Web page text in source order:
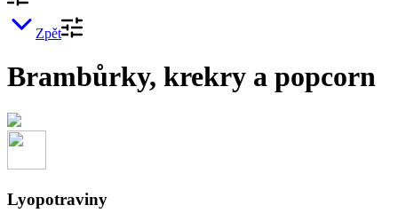
Zpět
Brambůrky, krekry a popcorn
Lyopotraviny